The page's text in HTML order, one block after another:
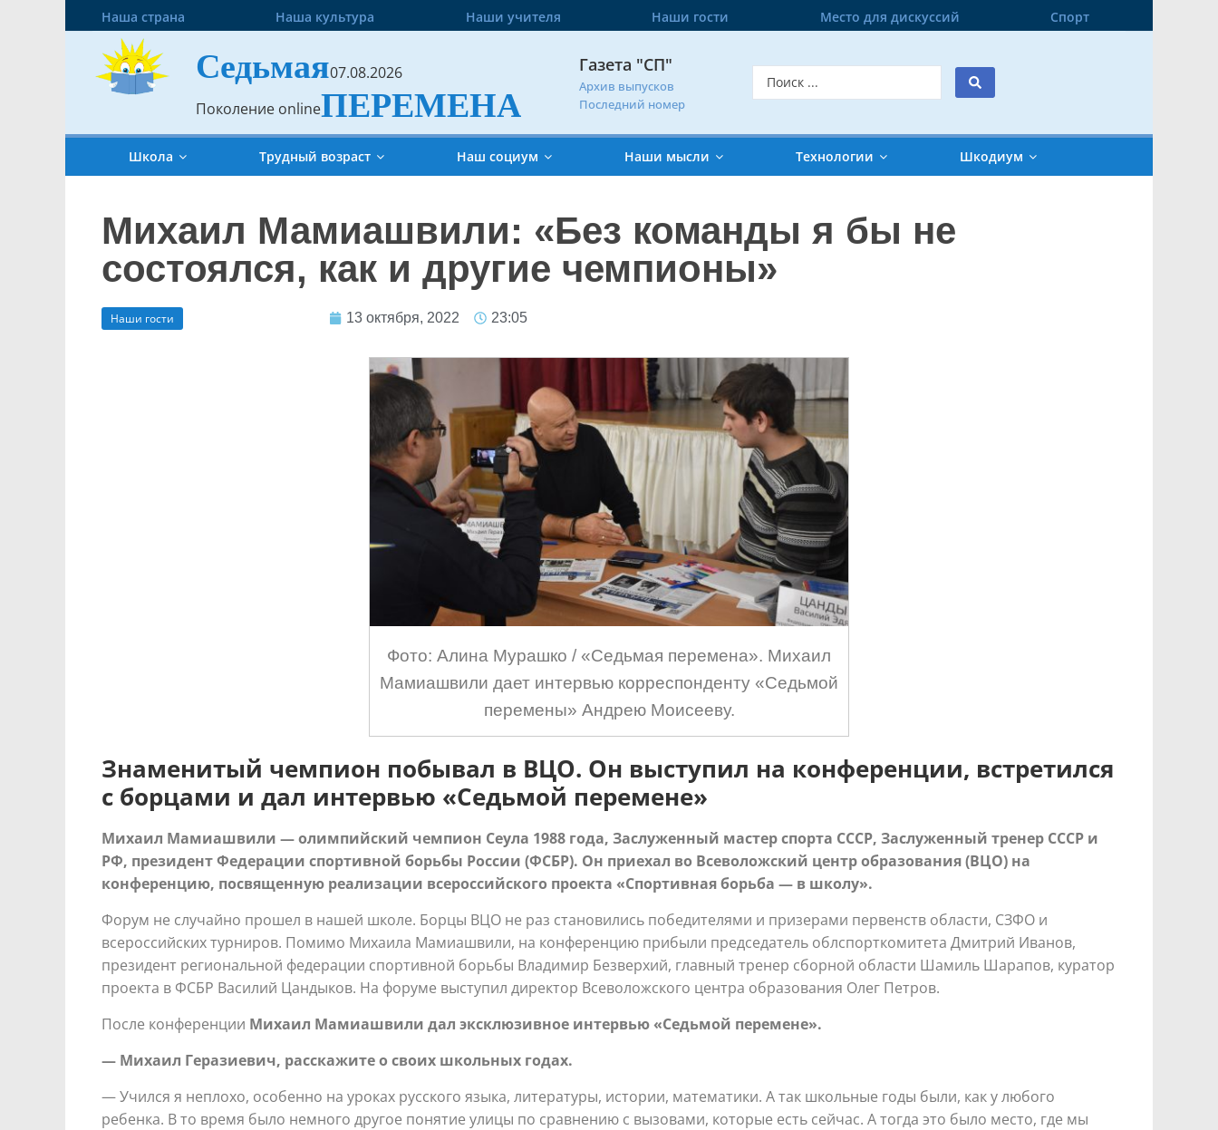
Наша страна Наша культура Наши учителя Наши гости Место для дискуссий Спорт
Седьмая07.08.2026
Поколение onlineПЕРЕМЕНА
Газета "СП"
Архив выпусков
Последний номер
Школа Трудный возраст Наш социум Наши мысли Технологии Шкодиум
Михаил Мамиашвили: «Без команды я бы не
состоялся, как и другие чемпионы»
Наши гости 13 октября, 2022 23:05
Фото: Алина Мурашко / «Седьмая перемена». Михаил
Мамиашвили дает интервью корреспонденту «Седьмой
перемены» Андрею Моисееву.
Знаменитый чемпион побывал в ВЦО. Он выступил на конференции, встретился
с борцами и дал интервью «Седьмой перемене»
Михаил Мамиашвили — олимпийский чемпион Сеула 1988 года, Заслуженный мастер спорта СССР, Заслуженный тренер СССР и
РФ, президент Федерации спортивной борьбы России (ФСБР). Он приехал во Всеволожский центр образования (ВЦО) на
конференцию, посвященную реализации всероссийского проекта «Спортивная борьба — в школу».
Форум не случайно прошел в нашей школе. Борцы ВЦО не раз становились победителями и призерами первенств области, СЗФО и
всероссийских турниров. Помимо Михаила Мамиашвили, на конференцию прибыли председатель облспорткомитета Дмитрий Иванов,
президент региональной федерации спортивной борьбы Владимир Безверхий, главный тренер сборной области Шамиль Шарапов, куратор
проекта в ФСБР Василий Цандыков. На форуме выступил директор Всеволожского центра образования Олег Петров.
После конференции Михаил Мамиашвили дал эксклюзивное интервью «Седьмой перемене».
— Михаил Геразиевич, расскажите о своих школьных годах.
— Учился я неплохо, особенно на уроках русского языка, литературы, истории, математики. А так школьные годы были, как у любого
ребенка. В то время было немного другое понятие улицы по сравнению с вызовами, которые есть сейчас. А тогда это было место, где мы